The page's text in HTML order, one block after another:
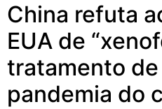
China refuta
EUA de
tratamento
pandemia do